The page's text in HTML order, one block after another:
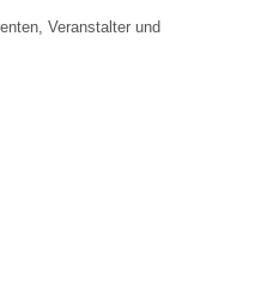
Veranstalter und